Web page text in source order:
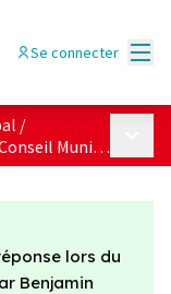
Se connecter
/
Municipal
lors du
Benjamin